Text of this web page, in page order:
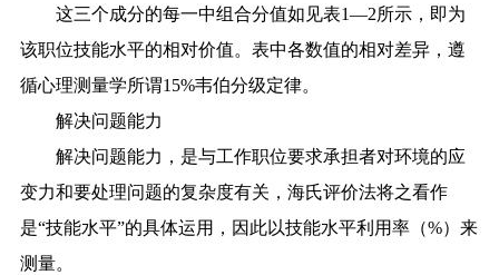
这三个成分的每一中组合分值如见表1—2所示，即为
该职位技能水平的相对价值。表中各数值的相对差异，遵
循心理测量学所谓15%韦伯分级定律。
解决问题能力
解决问题能力，是与工作职位要求承担者对环境的应
变力和要处理问题的复杂度有关，海氏评价法将之看作
是“技能水平”的具体运用，因此以技能水平利用率（%）来
测量。